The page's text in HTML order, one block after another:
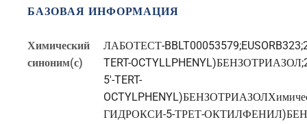
БАЗОВАЯ ИНФОРМАЦИЯ
Химический
синоним(с)
ЛАБОТЕСТ-
TERT-OCTYLLPHENYL
5'-TERT-
OCTYLPHENYL
ГИДРОКСИ-5-ТРЕТ-